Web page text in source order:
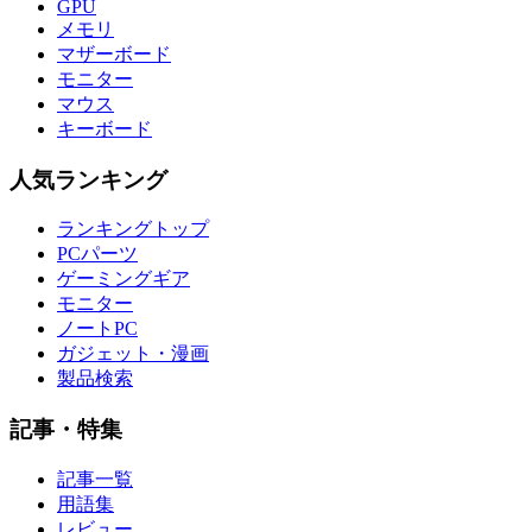
GPU
メモリ
マザーボード
モニター
マウス
キーボード
人気ランキング
ランキングトップ
PCパーツ
ゲーミングギア
モニター
ノートPC
ガジェット・漫画
製品検索
記事・特集
記事一覧
用語集